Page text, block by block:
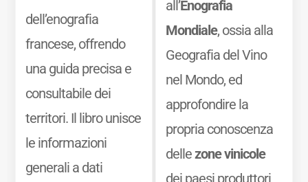
dell’enografia
francese, offrendo
una guida precisa e
consultabile dei
territori. Il libro unisce
le informazioni
generali a dati
all’Enografia
Mondiale, ossia alla
Geografia del Vino
nel Mondo, ed
approfondire la
propria conoscenza
dellezone vinicole
dei paesi produttori